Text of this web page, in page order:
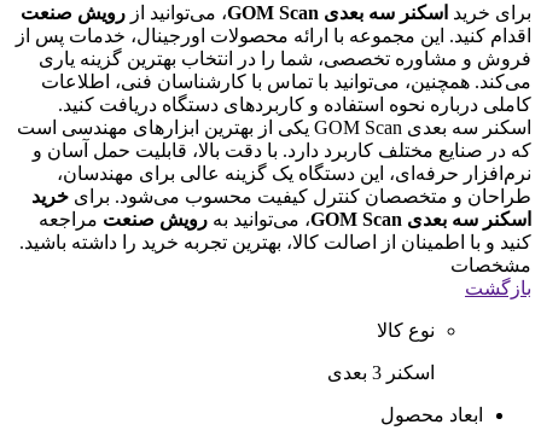
برای خرید اسکنر سه بعدی GOM Scan ، می‌توانید از رویش صنعت
اقدام کنید. این مجموعه با ارائه محصولات اورجینال، خدمات پس از
فروش و مشاوره تخصصی، شما را در انتخاب بهترین گزینه یاری
می‌کند. همچنین، می‌توانید با تماس با کارشناسان فنی، اطلاعات
کاملی درباره نحوه استفاده و کاربردهای دستگاه دریافت کنید.
اسکنر سه بعدی GOM Scan یکی از بهترین ابزارهای مهندسی است
که در صنایع مختلف کاربرد دارد. با دقت بالا، قابلیت حمل آسان و
نرم‌افزار حرفه‌ای، این دستگاه یک گزینه عالی برای مهندسان،
طراحان و متخصصان کنترل کیفیت محسوب می‌شود. برای خرید
اسکنر سه بعدی GOM Scan
، می‌توانید به رویش صنعت مراجعه
کنید و با اطمینان از اصالت کالا، بهترین تجربه خرید را داشته باشید.
مشخصات
بازگشت
نوع کالا
اسکنر 3 بعدی
ابعاد محصول